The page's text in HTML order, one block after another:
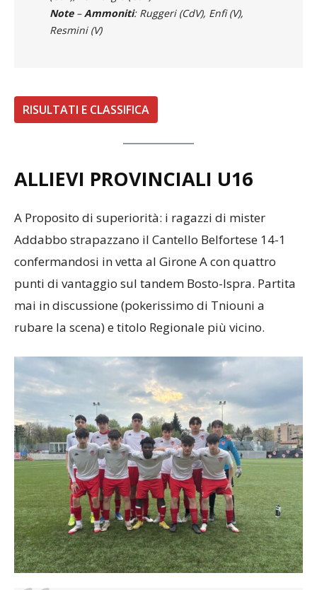
Note–Ammoniti: Ruggeri (CdV), Enfi (V),
Resmini (V)
RISULTATI E CLASSIFICA
ALLIEVI PROVINCIALI U16
A Proposito di superiorità: i ragazzi di mister
Addabbo strapazzano il Cantello Belfortese 14-1
confermandosi in vetta al Girone A con quattro
punti di vantaggio sul tandem Bosto-Ispra. Partita
mai in discussione (pokerissimo di Tniouni a
rubare la scena) e titolo Regionale più vicino.